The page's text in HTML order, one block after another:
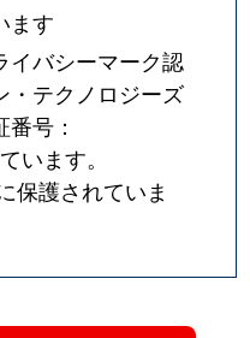
ます
イバシーマーク認
・テクノロジーズ
号：
います。
保護されていま